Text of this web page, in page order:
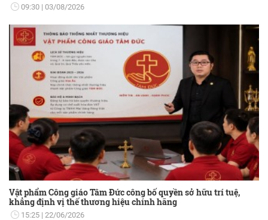
09:30 03/08/2026
Vật phẩm Công giáo Tâm Đức công bố quyền sở hữu trí tuệ,
khẳng định vị thế thương hiệu chính hãng
15:25 22/06/2026